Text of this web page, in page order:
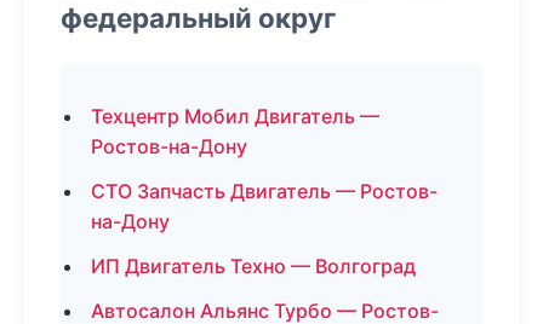
федеральный округ
Техцентр Мобил Двигатель —
Ростов-на-Дону
СТО Запчасть Двигатель — Ростов-
на-Дону
ИП Двигатель Техно — Волгоград
Автосалон Альянс Турбо — Ростов-